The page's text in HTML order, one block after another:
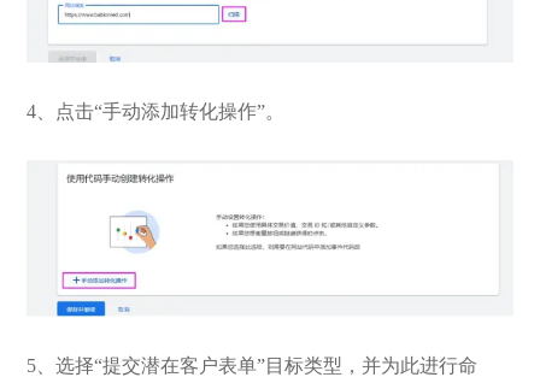
4、点击“手动添加转化操作”。
5、选择“提交潜在客户表单”目标类型，并为此进行命